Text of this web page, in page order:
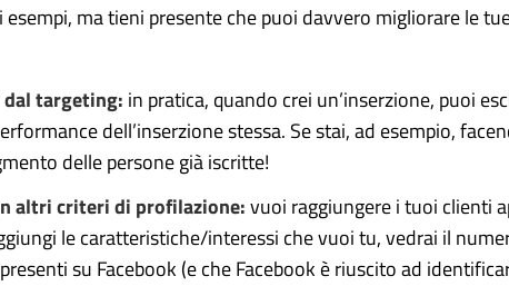
ma tieni presente che puoi davvero migliorare le
dal targeting: in pratica, quando crei un’inserzione, puoi
dell’inserzione stessa. Se stai, ad esempio,
delle persone già iscritte!
altri criteri di profilazione:vuoi raggiungere i tuoi clienti
le caratteristiche/interessi che vuoi tu, vedrai il
su Facebook (e che Facebook è riuscito ad